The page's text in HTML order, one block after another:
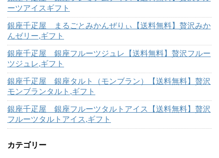
ーツアイスギフト
銀座千疋屋 まるごとみかんぜりぃ【送料無料】贅沢みか
んゼリー,ギフト
銀座千疋屋 銀座フルーツジュレ【送料無料】贅沢フルー
ツジュレ,ギフト
銀座千疋屋 銀座タルト（モンブラン）【送料無料】贅沢
モンブランタルト,ギフト
銀座千疋屋 銀座フルーツタルトアイス【送料無料】贅沢
フルーツタルトアイス,ギフト
カテゴリー